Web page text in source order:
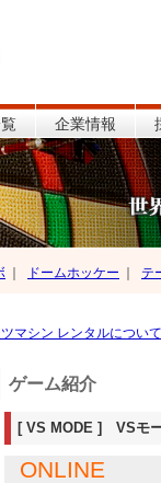
企業情報
ドームホッケー テ
マシン レンタルについて
ゲーム紹介
[ VS MODE ] VSモ
ONLINE